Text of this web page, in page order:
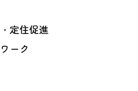
定住促進
ーク